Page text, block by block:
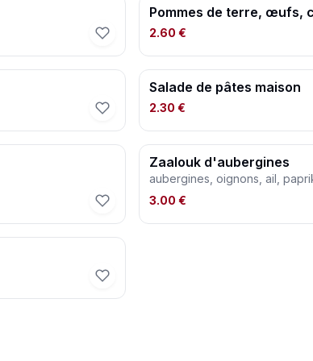
Pommes de terre, œufs,
2.60 €
Salade de pâtes maison
2.30 €
Zaalouk d'aubergines
aubergines, oignons, ail,
3.00 €